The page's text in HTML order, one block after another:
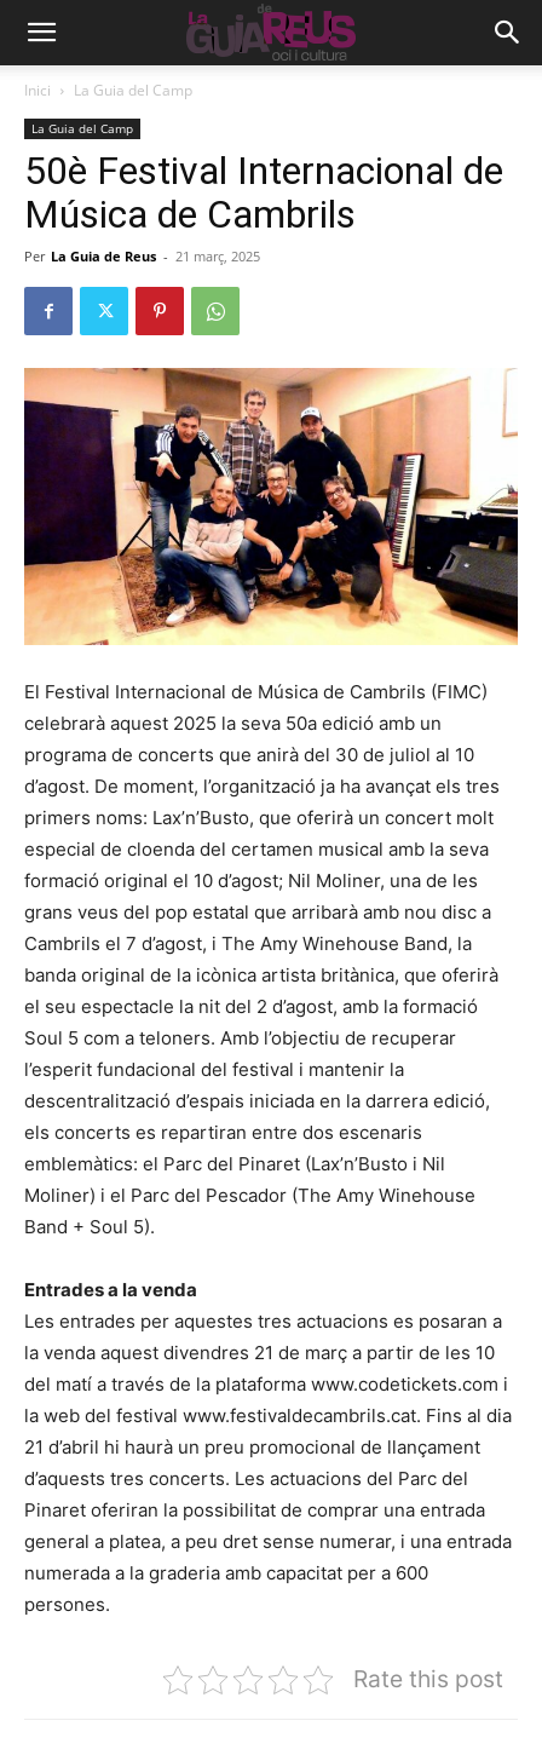
Inici La Guia del Camp
La Guia del Camp
50è Festival Internacional de
Música de Cambrils
Per La Guia de Reus - 21 març, 2025
El Festival Internacional de Música de Cambrils (FIMC)
celebrarà aquest 2025 la seva 50a edició amb un
programa de concerts que anirà del 30 de juliol al 10
d’agost. De moment, l’organització ja ha avançat els tres
primers noms: Lax’n’Busto, que oferirà un concert molt
especial de cloenda del certamen musical amb la seva
formació original el 10 d’agost; Nil Moliner, una de les
grans veus del pop estatal que arribarà amb nou disc a
Cambrils el 7 d’agost, i The Amy Winehouse Band, la
banda original de la icònica artista britànica, que oferirà
el seu espectacle la nit del 2 d’agost, amb la formació
Soul 5 com a teloners. Amb l’objectiu de recuperar
l’esperit fundacional del festival i mantenir la
descentralització d’espais iniciada en la darrera edició,
els concerts es repartiran entre dos escenaris
emblemàtics: el Parc del Pinaret (Lax’n’Busto i Nil
Moliner) i el Parc del Pescador (The Amy Winehouse
Band + Soul 5).
Entrades a la venda
Les entrades per aquestes tres actuacions es posaran a
la venda aquest divendres 21 de març a partir de les 10
del matí a través de la plataforma www.codetickets.com i
la web del festival www.festivaldecambrils.cat. Fins al dia
21 d’abril hi haurà un preu promocional de llançament
d’aquests tres concerts. Les actuacions del Parc del
Pinaret oferiran la possibilitat de comprar una entrada
general a platea, a peu dret sense numerar, i una entrada
numerada a la graderia amb capacitat per a 600
persones.
Rate this post